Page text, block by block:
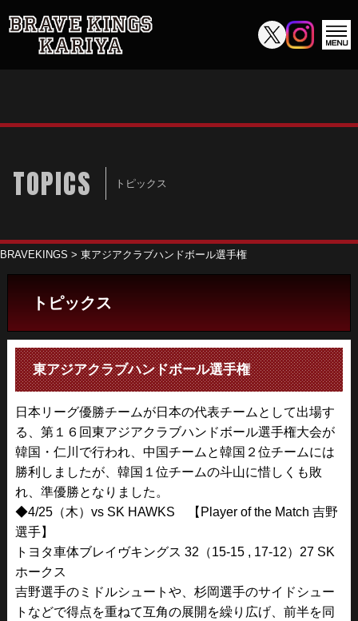
TOPICS トピックス
BRAVEKINGS > 東アジアクラブハンドボール選手権
トピックス
東アジアクラブハンドボール選手権
日本リーグ優勝チームが日本の代表チームとして出場す
る、第１６回東アジアクラブハンドボール選手権大会が
韓国・仁川で行われ、中国チームと韓国２位チームには
勝利しましたが、韓国１位チームの斗山に惜しくも敗
れ、準優勝となりました。
◆4/25（木）vs SK HAWKS 【Player of the Match 吉野
選手】
トヨタ車体ブレイヴキングス 32（15-15 , 17-12）27 SK
ホークス
吉野選手のミドルシュートや、杉岡選手のサイドシュー
トなどで得点を重ねて互角の展開を繰り広げ、前半を同